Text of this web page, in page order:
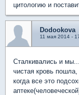
цитологию и
Dodookova
11 мая 2014 -
Сталкивались и
чистая кровь
когда все это